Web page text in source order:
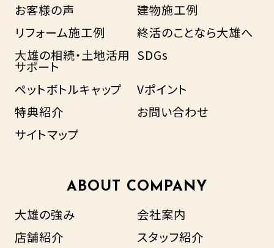
お客様の声
建物施工例
リフォーム施工例
終活のことなら大雄へ
大雄の相続・土地活用
サポート
SDGs
ペットボトルキャップ
Vポイント
特典紹介
お問い合わせ
サイトマップ
ABOUT COMPANY
大雄の強み
会社案内
店舗紹介
スタッフ紹介